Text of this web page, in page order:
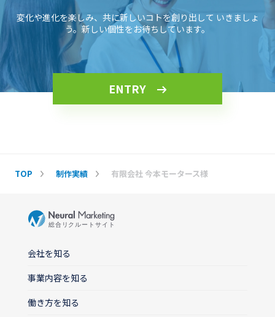
変化や進化を楽しみ、共に新しいコトを創り出して いきましょ
う。新しい個性をお待ちしています。
ENTRY
TOP 制作実績 有限会社 今本モータース様
会社を知る
事業内容を知る
働き方を知る